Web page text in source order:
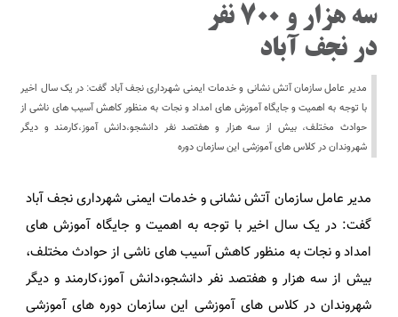
سه هزار و 700 نفر
در نجف آباد
مدیر عامل سازمان آتش نشانی و خدمات ایمنی شهرداری نجف آباد گفت: در یک سال اخیر
با توجه به اهمیت و جایگاه آموزش های امداد و نجات به منظور کاهش آسیب های ناشی از
حوادث مختلف، بیش از سه هزار و هفتصد نفر دانشجو،دانش آموز،کارمند و دیگر
شهروندان در کلاس های آموزشی این سازمان دوره
مدیر عامل سازمان آتش نشانی و خدمات ایمنی شهرداری نجف آباد
گفت: در یک سال اخیر با توجه به اهمیت و جایگاه آموزش های
امداد و نجات به منظور کاهش آسیب های ناشی از حوادث مختلف،
بیش از سه هزار و هفتصد نفر دانشجو،دانش آموز،کارمند و دیگر
شهروندان در کلاس های آموزشی این سازمان دوره های آموزشی